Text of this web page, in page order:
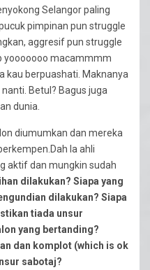
Selangor paling
pimpinan pun struggle
aggresif pun struggle
yooooooo macammmm
kau berpuashati. Maknanya
Betul? Bagus juga
dunia.
diumumkan dan mereka
la ahli
aktif dan mungkin sudah
dilakukan? Siapa yang
dilakukan? Siapa
tiada unsur
yang bertanding?
dan komplot (which is ok
sabotaj?